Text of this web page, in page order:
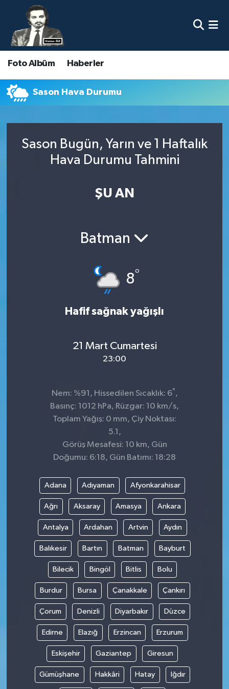
Foto Albüm Haberler
Sason Hava Durumu
Sason Bugün, Yarın ve 1 Haftalık
Hava Durumu Tahmini
ŞU AN
Batman
8°
Hafif sağnak yağışlı
21 Mart Cumartesi
23:00
Nem: %91, Hissedilen Sıcaklık: 6° ,
Basınç: 1012 hPa, Rüzgar: 10 km/s,
Toplam Yağış: 0 mm, Çiy Noktası:
5.1,
Görüş Mesafesi: 10 km, Gün
Doğumu: 6:18, Gün Batımı: 18:28
Adana Adıyaman Afyonkarahisar
Ağrı Aksaray Amasya Ankara
Antalya Ardahan Artvin Aydın
Balıkesir Bartın Batman Bayburt
Bilecik Bingöl Bitlis Bolu
Burdur Bursa Çanakkale Çankırı
Çorum Denizli Diyarbakır Düzce
Edirne Elazığ Erzincan Erzurum
Eskişehir Gaziantep Giresun
Gümüşhane Hakkâri Hatay Iğdır
Nöbetçi Eczaneler
Hava Durumu
Namaz Vakitleri
Süper Lig Puan Durumu ve Fikstür
Son Dakika Haberleri